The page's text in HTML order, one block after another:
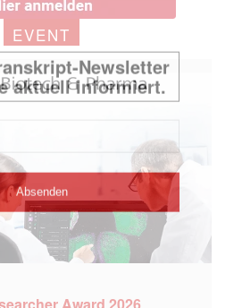
EVENT